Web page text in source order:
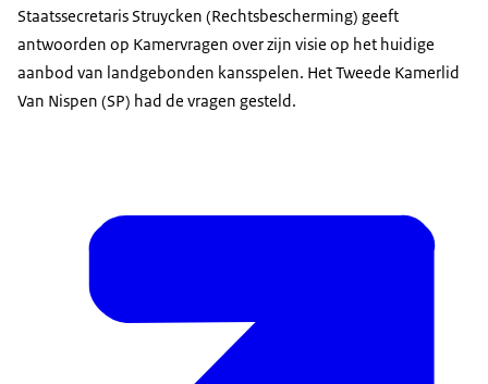
Staatssecretaris Struycken (Rechtsbescherming) geeft
antwoorden op Kamervragen over zijn visie op het huidige
aanbod van landgebonden kansspelen. Het Tweede Kamerlid
Van Nispen (SP) had de vragen gesteld.